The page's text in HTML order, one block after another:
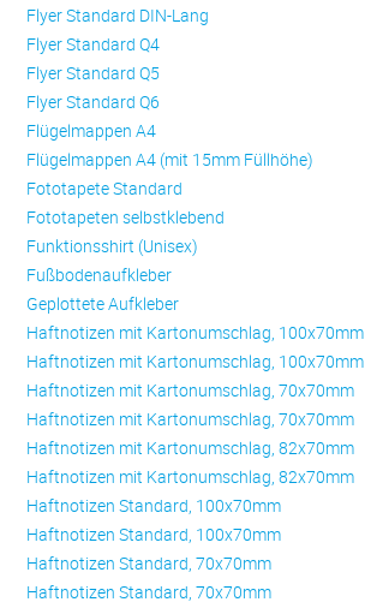
Flyer Standard DIN-Lang
Flyer Standard Q4
Flyer Standard Q5
Flyer Standard Q6
Flügelmappen A4
Flügelmappen A4 (mit 15mm Füllhöhe)
Fototapete Standard
Fototapeten selbstklebend
Funktionsshirt (Unisex)
Fußbodenaufkleber
Geplottete Aufkleber
Haftnotizen mit Kartonumschlag, 100x70mm
Haftnotizen mit Kartonumschlag, 100x70mm
Haftnotizen mit Kartonumschlag, 70x70mm
Haftnotizen mit Kartonumschlag, 70x70mm
Haftnotizen mit Kartonumschlag, 82x70mm
Haftnotizen mit Kartonumschlag, 82x70mm
Haftnotizen Standard, 100x70mm
Haftnotizen Standard, 100x70mm
Haftnotizen Standard, 70x70mm
Haftnotizen Standard, 70x70mm